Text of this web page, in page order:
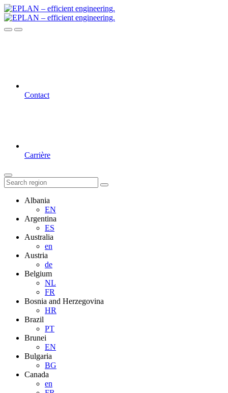
Contact
Carrière
Albania
EN
Argentina
ES
Australia
en
Austria
de
Belgium
NL
FR
Bosnia and Herzegovina
HR
Brazil
PT
Brunei
EN
Bulgaria
BG
Canada
en